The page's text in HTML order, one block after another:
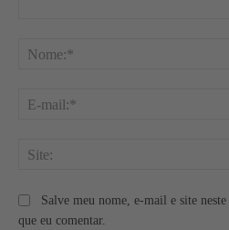
Salve meu nome, e-mail e site
que eu comentar.